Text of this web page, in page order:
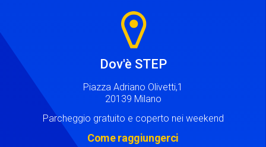
Dov'è STEP
Piazza Adriano Olivetti,1
20139 Milano
Parcheggio gratuito e coperto nei weekend
Come raggiungerci